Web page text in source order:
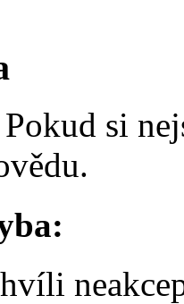
Pokud si